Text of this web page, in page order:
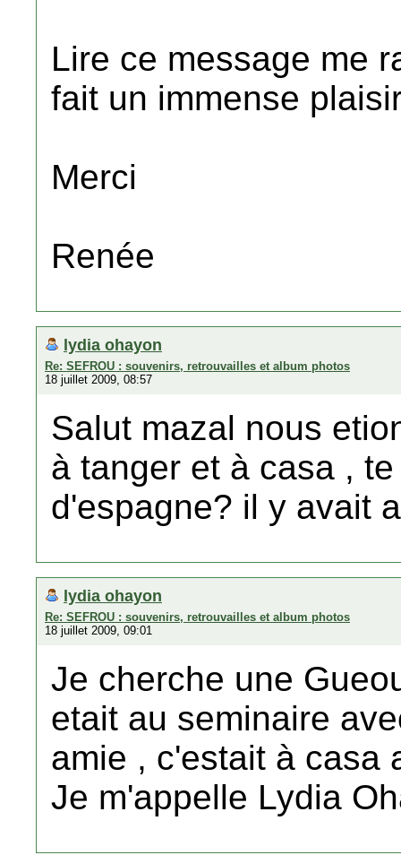
Lire ce message me
fait un immense
Merci
Renée
lydia ohayon
Re: SEFROU : souvenirs, retrouvailles et album photos
18 juillet 2009, 08:57
Salut mazal nous
à tanger et à casa ,
d'espagne? il y avait
lydia ohayon
Re: SEFROU : souvenirs, retrouvailles et album photos
18 juillet 2009, 09:01
Je cherche une
etait au seminaire
amie , c'estait à casa
Je m'appelle Lydia